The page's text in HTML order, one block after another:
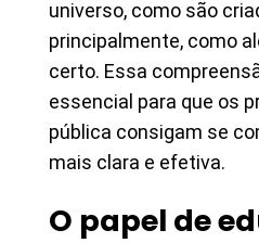
universo, como são
principalmente, como
certo. Essa
essencial para que os
pública consigam se
mais clara e efetiva.
O papel de